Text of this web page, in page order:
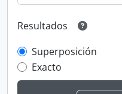
Resultados
Superposición
Exacto